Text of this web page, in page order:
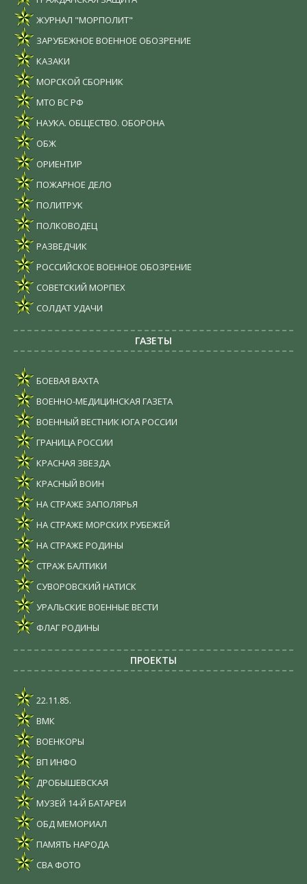
ЖУРНАЛ "МОРПОЛИТ"
ЗАРУБЕЖНОЕ ВОЕННОЕ ОБОЗРЕНИЕ
КАЗАКИ
МОРСКОЙ СБОРНИК
МТО ВС РФ
НАУКА. ОБЩЕСТВО. ОБОРОНА
ОБЖ
ОРИЕНТИР
ПОЖАРНОЕ ДЕЛО
ПОЛИТРУК
ПОЛКОВОДЕЦ
РАЗВЕДЧИК
РОССИЙСКОЕ ВОЕННОЕ ОБОЗРЕНИЕ
СОВЕТСКИЙ МОРПЕХ
СОЛДАТ УДАЧИ
ГАЗЕТЫ
БОЕВАЯ ВАХТА
ВОЕННО-МЕДИЦИНСКАЯ ГАЗЕТА
ВОЕННЫЙ ВЕСТНИК ЮГА РОССИИ
ГРАНИЦА РОССИИ
КРАСНАЯ ЗВЕЗДА
КРАСНЫЙ ВОИН
НА СТРАЖЕ ЗАПОЛЯРЬЯ
НА СТРАЖЕ МОРСКИХ РУБЕЖЕЙ
НА СТРАЖЕ РОДИНЫ
СТРАЖ БАЛТИКИ
СУВОРОВСКИЙ НАТИСК
УРАЛЬСКИЕ ВОЕННЫЕ ВЕСТИ
ФЛАГ РОДИНЫ
ПРОЕКТЫ
22.11.85.
ВМК
ВОЕНКОРЫ
ВП ИНФО
ДРОБЫШЕВСКАЯ
МУЗЕЙ 14-Й БАТАРЕИ
ОБД МЕМОРИАЛ
ПАМЯТЬ НАРОДА
СВА ФОТО